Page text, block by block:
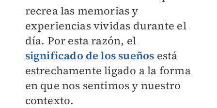
recrea las memorias y
experiencias vividas durante el
día. Por esta razón, el
significado de los sueños está
estrechamente ligado a la forma
en que nos sentimos y nuestro
contexto.